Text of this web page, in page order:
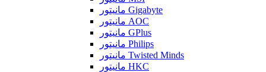
مانیتور Gigabyte
مانیتور AOC
مانیتور GPlus
مانیتور Philips
مانیتور Twisted Minds
مانیتور HKC